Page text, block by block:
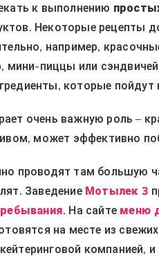
к выполнению
Некоторые рецепты
например,
мини-пиццы или
которые пойдут
очень важную роль –
может эффективно
проводят там большую
Заведение Мотылек 3
. На сайте меню
на месте из
компанией,